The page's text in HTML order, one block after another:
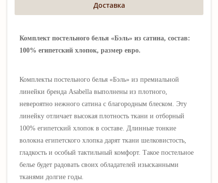
Доставка
Комплект постельного белья «Бэль» из сатина, состав:
100% египетский хлопок, размер евро.
Комплекты постельного белья «Бэль» из премиальной
линейки бренда Asabella выполнены из плотного,
невероятно нежного сатина с благородным блеском. Эту
линейку отличает высокая плотность ткани и отборный
100% египетский хлопок в составе. Длинные тонкие
волокна египетского хлопка дарят ткани шелковистость,
гладкость и особый тактильный комфорт. Такое постельное
белье будет радовать своих обладателей изысканными
тканями долгие годы.